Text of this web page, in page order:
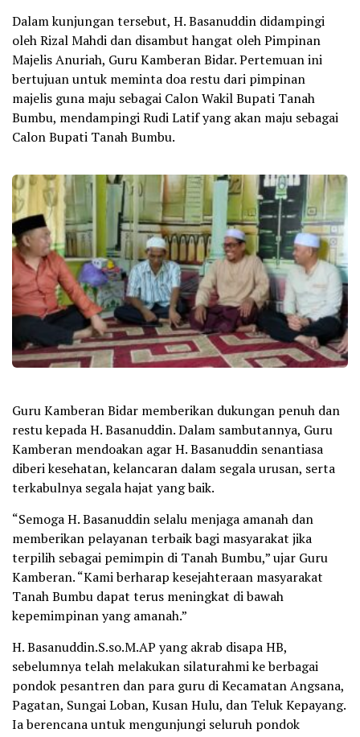
Dalam kunjungan tersebut, H. Basanuddin didampingi
oleh Rizal Mahdi dan disambut hangat oleh Pimpinan
Majelis Anuriah, Guru Kamberan Bidar. Pertemuan ini
bertujuan untuk meminta doa restu dari pimpinan
majelis guna maju sebagai Calon Wakil Bupati Tanah
Bumbu, mendampingi Rudi Latif yang akan maju sebagai
Calon Bupati Tanah Bumbu.
Guru Kamberan Bidar memberikan dukungan penuh dan
restu kepada H. Basanuddin. Dalam sambutannya, Guru
Kamberan mendoakan agar H. Basanuddin senantiasa
diberi kesehatan, kelancaran dalam segala urusan, serta
terkabulnya segala hajat yang baik.
“Semoga H. Basanuddin selalu menjaga amanah dan
memberikan pelayanan terbaik bagi masyarakat jika
terpilih sebagai pemimpin di Tanah Bumbu,” ujar Guru
Kamberan. “Kami berharap kesejahteraan masyarakat
Tanah Bumbu dapat terus meningkat di bawah
kepemimpinan yang amanah.”
H. Basanuddin.S.so.M.AP yang akrab disapa HB,
sebelumnya telah melakukan silaturahmi ke berbagai
pondok pesantren dan para guru di Kecamatan Angsana,
Pagatan, Sungai Loban, Kusan Hulu, dan Teluk Kepayang.
Ia berencana untuk mengunjungi seluruh pondok